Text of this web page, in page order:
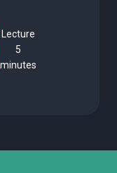
Lecture
5
minutes